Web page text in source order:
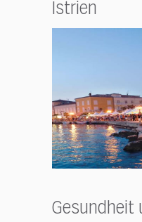
Istrien
Gesundheit